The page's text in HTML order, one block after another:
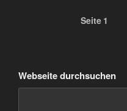
Seitennummerierung
Seite 1
Webseite durchsuchen